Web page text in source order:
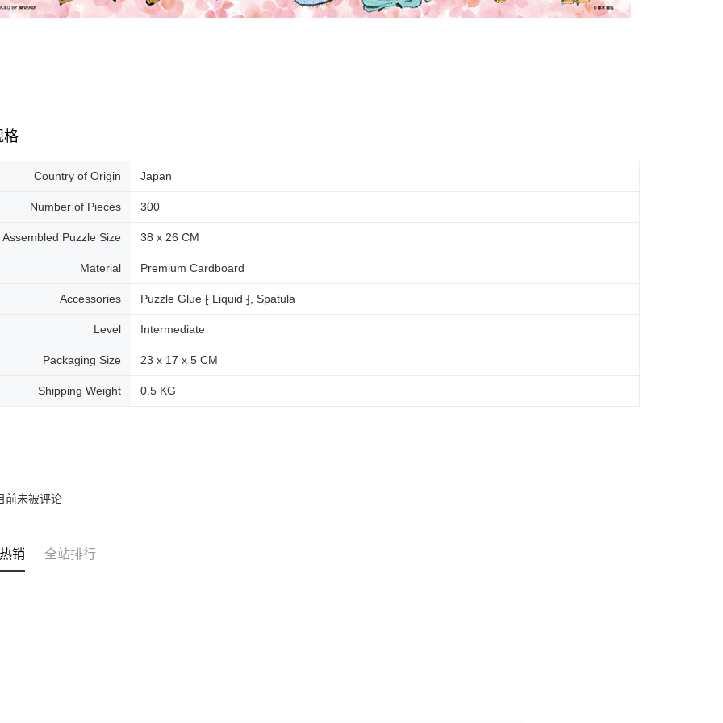
格
Country of Origin Japan
Number of Pieces 300
Assembled Puzzle Size 38 x 26 CM
Material Premium Cardboard
Accessories Puzzle Glue ⁅ Liquid ⁆, Spatula
Level Intermediate
Packaging Size 23 x 17 x 5 CM
Shipping Weight 0.5 KG
前未被评论
销 全站排行